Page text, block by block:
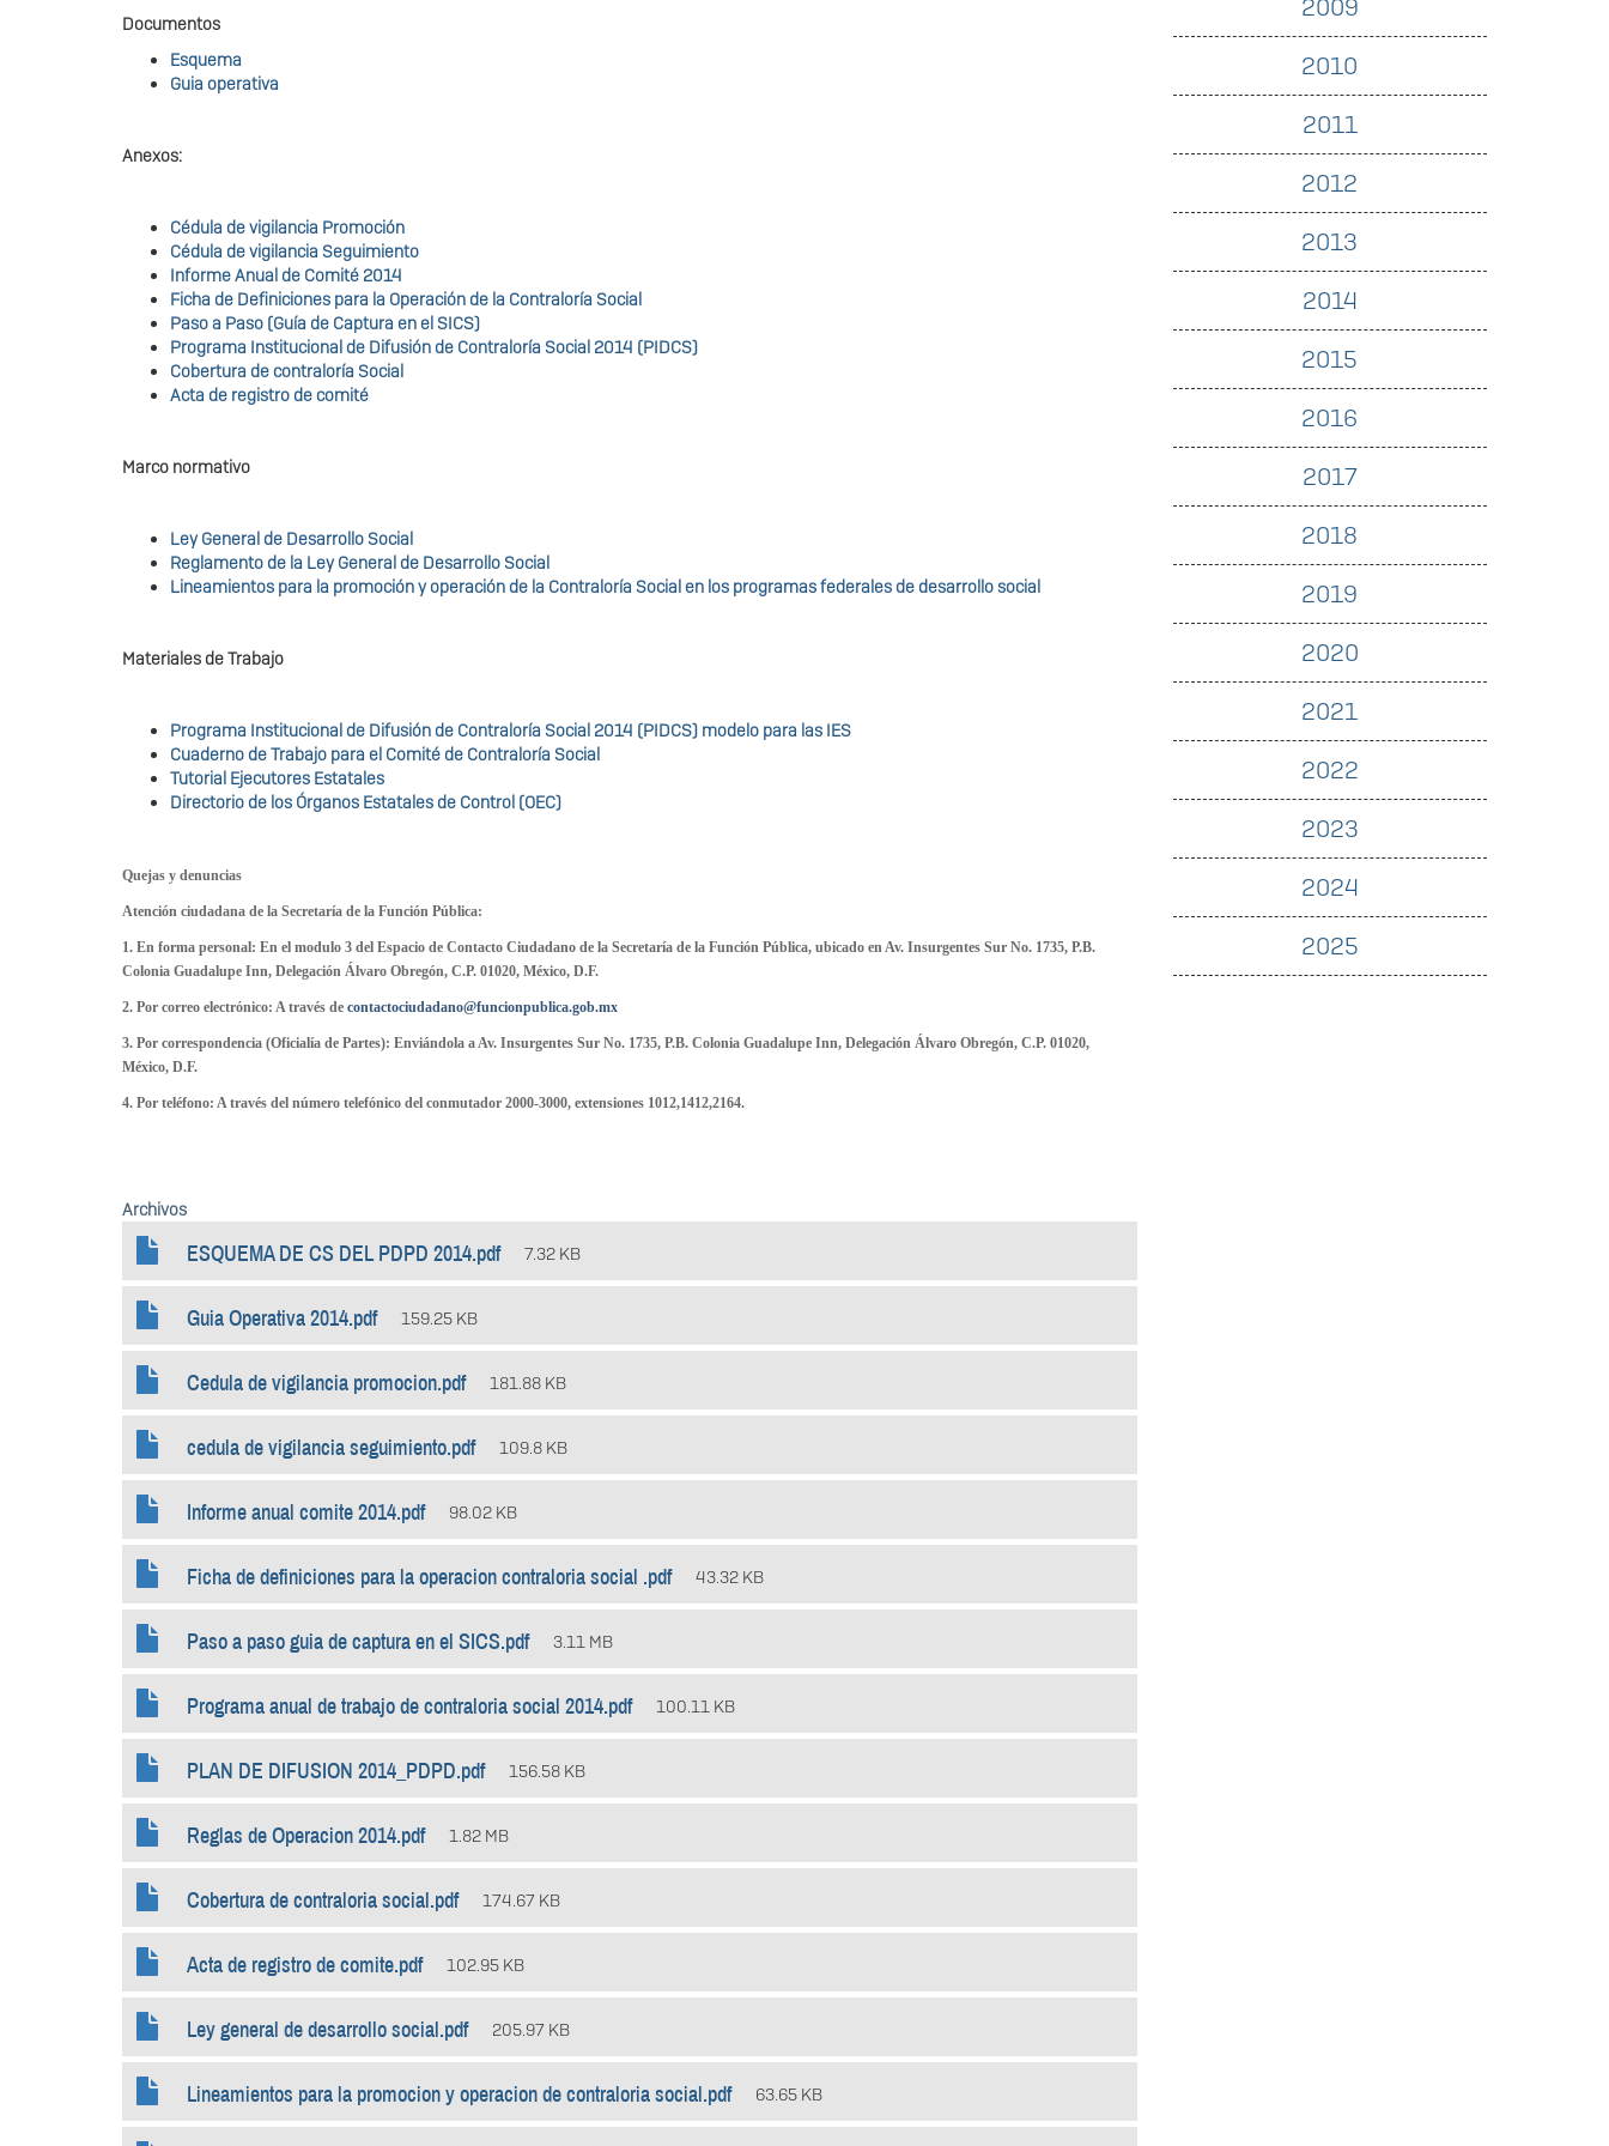
Documentos
Esquema
Guia operativa
Anexos:
Cédula de vigilancia Promoción
Cédula de vigilancia Seguimiento
Informe Anual de Comité 2014
Ficha de Definiciones para la Operación de la Contraloría Social
Paso a Paso (Guía de Captura en el SICS)
Programa Institucional de Difusión de Contraloría Social 2014 (PIDCS)
Cobertura de contraloría Social
Acta de registro de comité
Marco normativo
Ley General de Desarrollo Social
Reglamento de la Ley General de Desarrollo Social
Lineamientos para la promoción y operación de la Contraloría Social en los programas federales de desarrollo social
Materiales de Trabajo
Programa Institucional de Difusión de Contraloría Social 2014 (PIDCS) modelo para las IES
Cuaderno de Trabajo para el Comité de Contraloría Social
Tutorial Ejecutores Estatales
Directorio de los Órganos Estatales de Control (OEC)
Quejas y denuncias
Atención ciudadana de la Secretaría de la Función Pública:
1. En forma personal: En el modulo 3 del Espacio de Contacto Ciudadano de la Secretaría de la Función Pública, ubicado en Av. Insurgentes Sur No. 1735, P.B.
Colonia Guadalupe Inn, Delegación Álvaro Obregón, C.P. 01020, México, D.F.
2. Por correo electrónico: A través de contactociudadano@funcionpublica.gob.mx
3. Por correspondencia (Oficialía de Partes): Enviándola a Av. Insurgentes Sur No. 1735, P.B. Colonia Guadalupe Inn, Delegación Álvaro Obregón, C.P. 01020,
México, D.F.
4. Por teléfono: A través del número telefónico del conmutador 2000-3000, extensiones 1012,1412,2164.
Archivos
ESQUEMA DE CS DEL PDPD 2014.pdf 7.32 KB
Guia Operativa 2014.pdf 159.25 KB
Cedula de vigilancia promocion.pdf 181.88 KB
cedula de vigilancia seguimiento.pdf 109.8 KB
Informe anual comite 2014.pdf 98.02 KB
Ficha de definiciones para la operacion contraloria social .pdf 43.32 KB
Paso a paso guia de captura en el SICS.pdf 3.11 MB
Programa anual de trabajo de contraloria social 2014.pdf 100.11 KB
PLAN DE DIFUSION 2014_PDPD.pdf 156.58 KB
Reglas de Operacion 2014.pdf 1.82 MB
Cobertura de contraloria social.pdf 174.67 KB
Acta de registro de comite.pdf 102.95 KB
Ley general de desarrollo social.pdf 205.97 KB
Lineamientos para la promocion y operacion de contraloria social.pdf 63.65 KB
2009
2010
2011
2012
2013
2014
2015
2016
2017
2018
2019
2020
2021
2022
2023
2024
2025